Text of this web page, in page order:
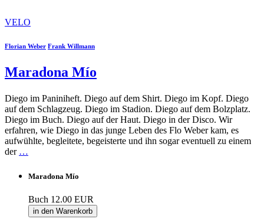
VELO
Florian Weber Frank Willmann
Maradona Mío
Diego im Paniniheft. Diego auf dem Shirt. Diego im Kopf. Diego
auf dem Schlagzeug. Diego im Stadion. Diego auf dem Bolzplatz.
Diego im Buch. Diego auf der Haut. Diego in der Disco. Wir
erfahren, wie Diego in das junge Leben des Flo Weber kam, es
aufwühlte, begleitete, begeisterte und ihn sogar eventuell zu einem
der …
Maradona Mío
Buch 12.00 EUR
in den Warenkorb